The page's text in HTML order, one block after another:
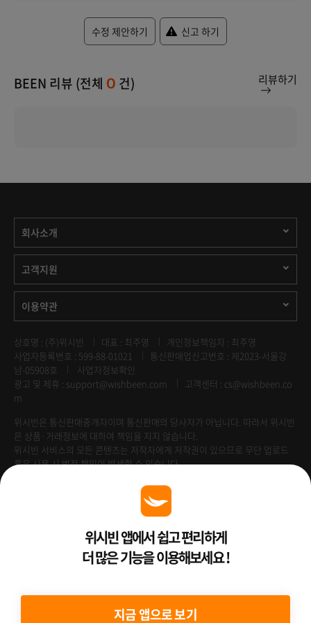
수정 제안하기 신고 하기
BEEN 리뷰 (전체 0 건) 리뷰하기
회사소개
고객지원
이용약관
상호명 : (주)위시빈 대표 : 최주영
개인정보책임자 : 최주영
사업자등록번호 : 599-88-01021
통신판매업신고번호 : 제2023-서울강
남-05908호
사업자정보확인
광고 및 제휴 : support@wishbeen.com
고객센터 : cs@wishbeen.co
m
위시빈은 통신판매중개자이며 통신판매의 당사자가 아닙니다. 따라서 위시빈
은 상품·거래정보에 대하여 책임을 지지 않습니다.
위시빈 서비스의 모든 콘텐츠는 저작자에게 저작권이 있으므로 무단 업로드
혹은 사용 시 법적 책임이 발생할 수 있습니다.
Venture Enterprise위시빈 앱에서 쉽고 편리하게
더 많은 기능을 이용해보세요 !
지금 앱으로 보기